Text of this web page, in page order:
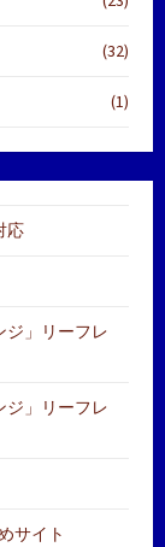
(32)
(1)
応
ジ」リーフレ
ジ」リーフレ
サイト